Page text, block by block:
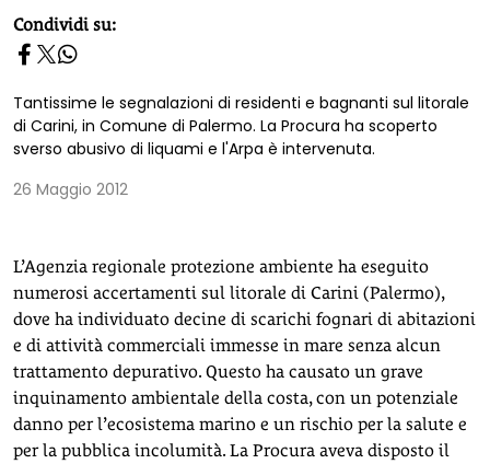
homepage h2
Condividi su:
Tantissime le segnalazioni di residenti e bagnanti sul litorale
di Carini, in Comune di Palermo. La Procura ha scoperto
sverso abusivo di liquami e l'Arpa è intervenuta.
26 Maggio 2012
L’Agenzia regionale protezione ambiente ha eseguito
numerosi accertamenti sul litorale di Carini (Palermo),
dove ha individuato decine di scarichi fognari di abitazioni
e di attività commerciali immesse in mare senza alcun
trattamento depurativo. Questo ha causato un grave
inquinamento ambientale della costa, con un potenziale
danno per l’ecosistema marino e un rischio per la salute e
per la pubblica incolumità. La Procura aveva disposto il